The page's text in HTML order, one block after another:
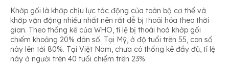
Khớp gối là khớp chịu lực tác động của toàn bộ cơ thể và
khớp vận động nhiều nhất nên rất dễ bị thoái hóa theo thời
gian. Theo thống kê của WHO, tỉ lệ bị thoái hoá khớp gối
chiếm khoảng 20% dân số. Tại Mỹ, ở độ tuổi trên 55, con số
này lên tới 80%. Tại Việt Nam, chưa có thống kê đầy đủ, tỉ lệ
này ở người trên 40 tuổi chiếm trên 23%.